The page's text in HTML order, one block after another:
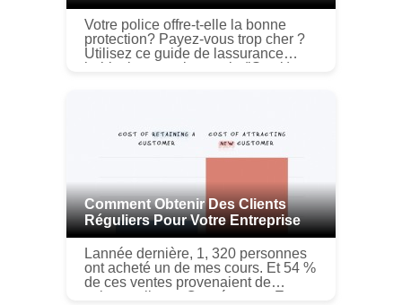
Votre police offre-t-elle la bonne
protection? Payez-vous trop cher ?
Utilisez ce guide de lassurance
habitation pour le savoir. (iStock)
Comment Obtenir Des Clients
Réguliers Pour Votre Entreprise
Lannée dernière, 1, 320 personnes
ont acheté un de mes cours. Et 54 %
de ces ventes provenaient de
existant clients. Cest énorme. Et ce